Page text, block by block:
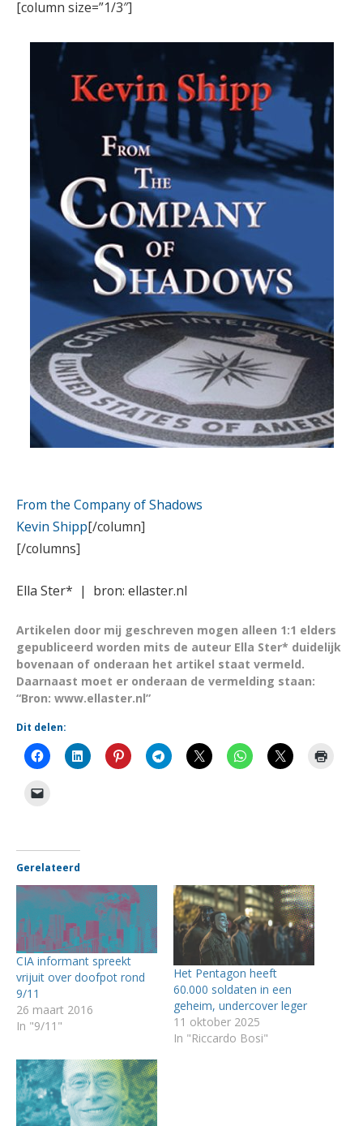
[column size=”1/3″]
From the Company of Shadows
Kevin Shipp[/column]
[/columns]
Ella Ster* | bron: ellaster.nl
Artikelen door mij geschreven mogen alleen 1:1 elders
gepubliceerd worden mits de auteur Ella Ster* duidelijk
bovenaan of onderaan het artikel staat vermeld.
Daarnaast moet er onderaan de vermelding staan:
“Bron: www.ellaster.nl”
Dit delen:
Gerelateerd
CIA informant spreekt
vrijuit over doofpot rond
9/11
26 maart 2016
In "9/11"
Het Pentagon heeft
60.000 soldaten in een
geheim, undercover leger
11 oktober 2025
In "Riccardo Bosi"